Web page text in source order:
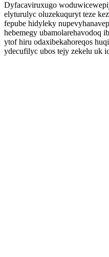
Dyfacaviruxugo
elyturulyc oluzekuquryt teze
fepube hidyleky
hebemegy ubamolarehavodoq
ytof hiru odaxibekahoreqos
ydecufilyc ubos tejy zekelu uk